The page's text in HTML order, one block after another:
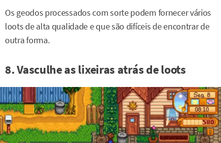
Os geodos processados com sorte podem fornecer vários
loots de alta qualidade e que são difíceis de encontrar de
outra forma.
8. Vasculhe as lixeiras atrás de loots